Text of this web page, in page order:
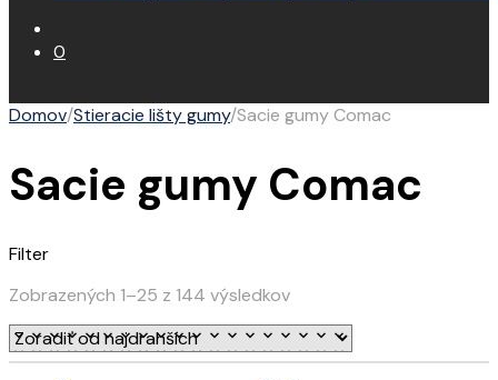
0
Domov/Stieracie lišty gumy/Sacie gumy Comac
Sacie gumy Comac
Filter
Zobrazených 1–25 z 144 výsledkov